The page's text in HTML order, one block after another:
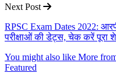
Next Post
RPSC Exam Dates 2022:
परीक्षाओं की डेट्स, चेक करें पूरा
You might also like More
Featured